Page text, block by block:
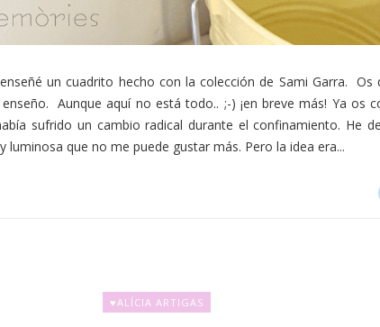
un cuadrito hecho con la colección de Sami Garra. Os
Aunque aquí no está todo.. ;-) ¡en breve más! Ya os
sufrido un cambio radical durante el confinamiento. He
que no me puede gustar más. Pero la idea era...
♥ALÍCIA ARTIGAS